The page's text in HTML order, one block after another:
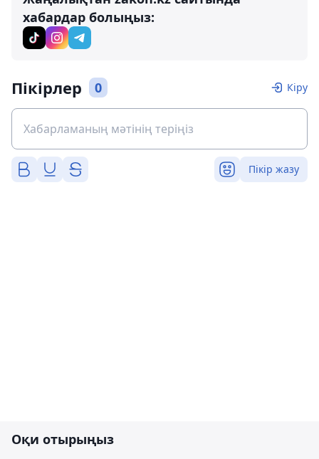
хабардар болыңыз:
Пікірлер 0 Кіру
Пікір жазу
Оқи отырыңыз